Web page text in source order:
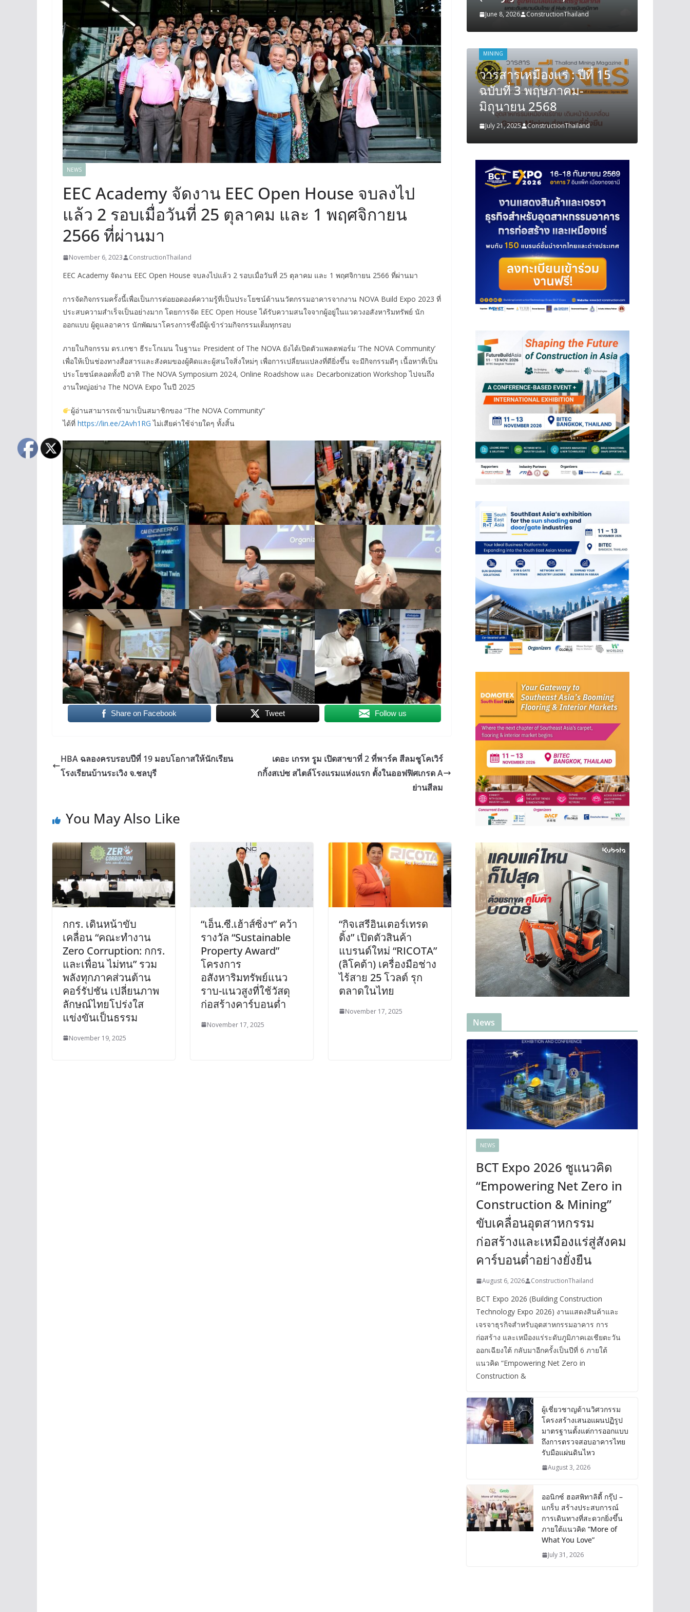
NEWS
EEC Academy จัดงาน EEC Open House จบลงไป
แล้ว 2 รอบเมื่อวันที่ 25 ตุลาคม และ 1 พฤศจิกายน
2566 ที่ผ่านมา
November 6, 2023 ConstructionThailand
EEC Academy จัดงาน EEC Open House จบลงไปแล้ว 2 รอบเมื่อวันที่ 25 ตุลาคม และ 1 พฤศจิกายน 2566 ที่ผ่านมา
การจัดกิจกรรมครั้งนี้เพื่อเป็นการต่อยอดองค์ความรู้ที่เป็นประโยชน์ด้านนวัตกรรมอาคารจากงาน NOVA Build Expo 2023 ที่
ประสบความสำเร็จเป็นอย่างมาก โดยการจัด EEC Open House ได้รับความสนใจจากผู้อยู่ในแวดวงอสังหาริมทรัพย์ นัก
ออกแบบ ผู้ดูแลอาคาร นักพัฒนาโครงการซึ่งมีผู้เข้าร่วมกิจกรรมเต็มทุกรอบ
ภายในกิจกรรม ดร.เกชา ธีระโกเมน ในฐานะ President of The NOVA ยังได้เปิดตัวแพลตฟอร์ม ‘The NOVA Community’
เพื่อให้เป็นช่องทางสื่อสารและสังคมของผู้คิดและผู้สนใจสิ่งใหม่ๆ เพื่อการเปลี่ยนแปลงที่ดียิ่งขึ้น จะมีกิจกรรมดีๆ เนื้อหาที่เป็น
ประโยชน์ตลอดทั้งปี อาทิ The NOVA Symposium 2024, Online Roadshow และ Decarbonization Workshop ไปจนถึง
งานใหญ่อย่าง The NOVA Expo ในปี 2025
ผู้อ่านสามารถเข้ามาเป็นสมาชิกของ “The NOVA Community”
ได้ที่ https://lin.ee/2Avh1RG ไม่เสียค่าใช้จ่ายใดๆ ทั้งสิ้น
Share on Facebook Tweet Follow us
HBA ฉลองครบรอบปีที่ 19 มอบโอกาสให้นักเรียน
โรงเรียนบ้านระเวิง จ.ชลบุรี
เดอะ เกรท รูม เปิดสาขาที่ 2 ที่พาร์ค สีลมชูโคเวิร์
กกิ้งสเปซ สไตล์โรงแรมแห่งแรก ตั้งในออฟฟิศเกรด A
ย่านสีลม
You May Also Like
กกร. เดินหน้าขับ
เคลื่อน “คณะทำงาน
Zero Corruption: กกร.
และเพื่อน ไม่ทน” รวม
พลังทุกภาคส่วนต้าน
คอร์รัปชัน เปลี่ยนภาพ
ลักษณ์ไทยโปร่งใส
แข่งขันเป็นธรรม
November 19, 2025
“เอ็น.ซี.เฮ้าส์ซิ่งฯ” คว้า
รางวัล “Sustainable
Property Award”
โครงการ
อสังหาริมทรัพย์แนว
ราบ-แนวสูงที่ใช้วัสดุ
ก่อสร้างคาร์บอนต่ำ
November 17, 2025
“กิจเสรีอินเตอร์เทรด
ดิ้ง” เปิดตัวสินค้า
แบรนด์ใหม่ “RICOTA”
(ลิโคต้า) เครื่องมือช่าง
ไร้สาย 25 โวลต์ รุก
ตลาดในไทย
November 17, 2025
June 8, 2026 ConstructionThailand June 8, 2026 ConstructionThailand
MINING
วารสารเหมืองแร่ : ปีที่ 15
ฉบับที่ 3 พฤษภาคม-
มิถุนายน 2568
July 21, 2025 ConstructionThailand
MINING
วารสารเหมืองแร่ : ปีที่ 15
ฉบับที่ 3 พฤษภาคม-
มิถุนายน 2568
July 21, 2025 ConstructionThailand
News
NEWS
BCT Expo 2026 ชูแนวคิด
“Empowering Net Zero in
Construction & Mining”
ขับเคลื่อนอุตสาหกรรม
ก่อสร้างและเหมืองแร่สู่สังคม
คาร์บอนต่ำอย่างยั่งยืน
August 6, 2026 ConstructionThailand
BCT Expo 2026 (Building Construction
Technology Expo 2026) งานแสดงสินค้าและ
เจรจาธุรกิจสำหรับอุตสาหกรรมอาคาร การ
ก่อสร้าง และเหมืองแร่ระดับภูมิภาคเอเชียตะวัน
ออกเฉียงใต้ กลับมาอีกครั้งเป็นปีที่ 6 ภายใต้
แนวคิด “Empowering Net Zero in
Construction &
ผู้เชี่ยวชาญด้านวิศวกรรม
โครงสร้างเสนอแผนปฏิรูป
มาตรฐานตั้งแต่การออกแบบ
ถึงการตรวจสอบอาคารไทย
รับมือแผ่นดินไหว
August 3, 2026
ออนิกซ์ ฮอสพิทาลิตี้ กรุ๊ป –
แกร็บ สร้างประสบการณ์
การเดินทางที่สะดวกยิ่งขึ้น
ภายใต้แนวคิด “More of
What You Love”
July 31, 2026